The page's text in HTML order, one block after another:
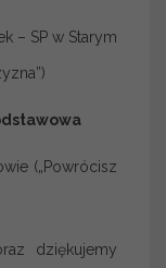
– SP w Starym
(„Powrócisz
dziękujemy